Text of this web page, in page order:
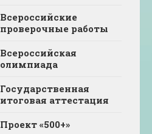
Всероссийские
проверочные работы
Всероссийская
олимпиада
Государственная
итоговая аттестация
Проект «500+»